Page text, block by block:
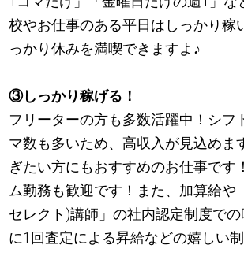
校やお仕事のある平日はしっかり稼
っかり休みを満喫できますよ ♪
③しっかり稼げる！
フリーターの方も多数活躍中！シフ
マ数も多いため、高収入が見込めま
ぎたい方にもおすすめのお仕事です
ム勤務も歓迎です！また、加算給や
セレクト)講師」の社内認定制度で
に1回査定による昇給などの嬉しい